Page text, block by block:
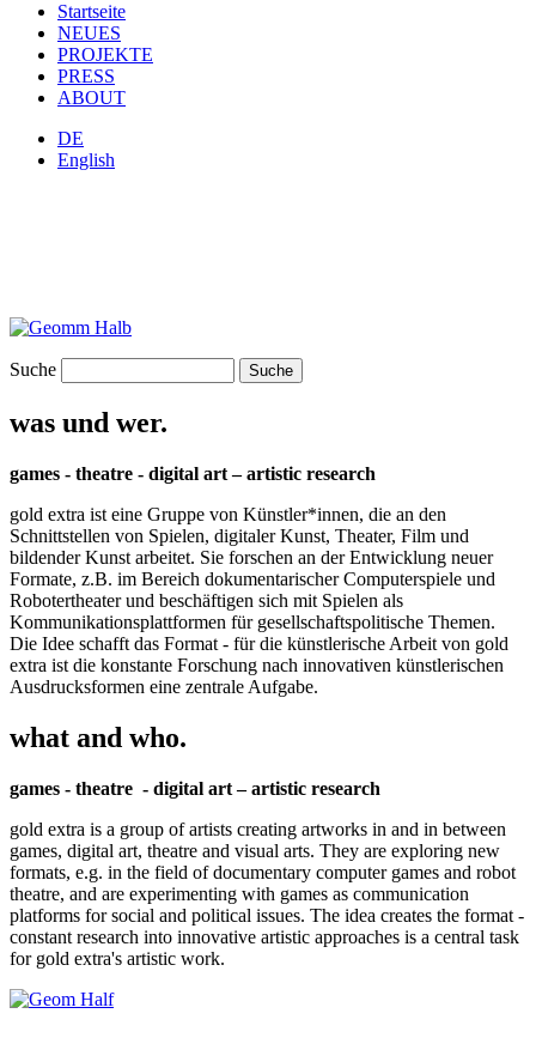
Startseite
NEUES
PROJEKTE
PRESS
ABOUT
DE
English
Suche
was und wer.
games - theatre - digital art – artistic research
gold extra ist eine Gruppe von Künstler*innen, die an den
Schnittstellen von Spielen, digitaler Kunst, Theater, Film und
bildender Kunst arbeitet. Sie forschen an der Entwicklung neuer
Formate, z.B. im Bereich dokumentarischer Computerspiele und
Robotertheater und beschäftigen sich mit Spielen als
Kommunikationsplattformen für gesellschaftspolitische Themen.
Die Idee schafft das Format - für die künstlerische Arbeit von gold
extra ist die konstante Forschung nach innovativen künstlerischen
Ausdrucksformen eine zentrale Aufgabe.
what and who.
games - theatre - digital art – artistic research
gold extra is a group of artists creating artworks in and in between
games, digital art, theatre and visual arts. They are exploring new
formats, e.g. in the field of documentary computer games and robot
theatre, and are experimenting with games as communication
platforms for social and political issues. The idea creates the format -
constant research into innovative artistic approaches is a central task
for gold extra's artistic work.